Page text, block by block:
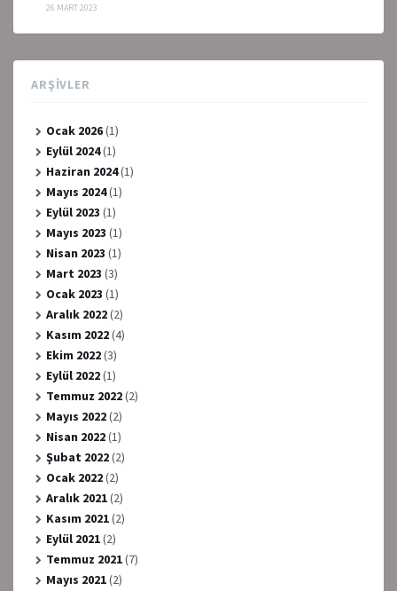
26 MART 2023
ARŞIVLER
Ocak 2026(1)
Eylül 2024(1)
Haziran 2024(1)
Mayıs 2024(1)
Eylül 2023 (1)
Mayıs 2023 (1)
Nisan 2023 (1)
Mart 2023 (3)
Ocak 2023 (1)
Aralık 2022(2)
Kasım 2022(4)
Ekim 2022(3)
Eylül 2022(1)
Temmuz 2022(2)
Mayıs 2022(2)
Nisan 2022(1)
Şubat 2022(2)
Ocak 2022(2)
Aralık 2021(2)
Kasım 2021(2)
Eylül 2021(2)
Temmuz 2021(7)
Mayıs 2021(2)